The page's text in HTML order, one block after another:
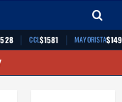
| CCL$1581 | MAYORISTA